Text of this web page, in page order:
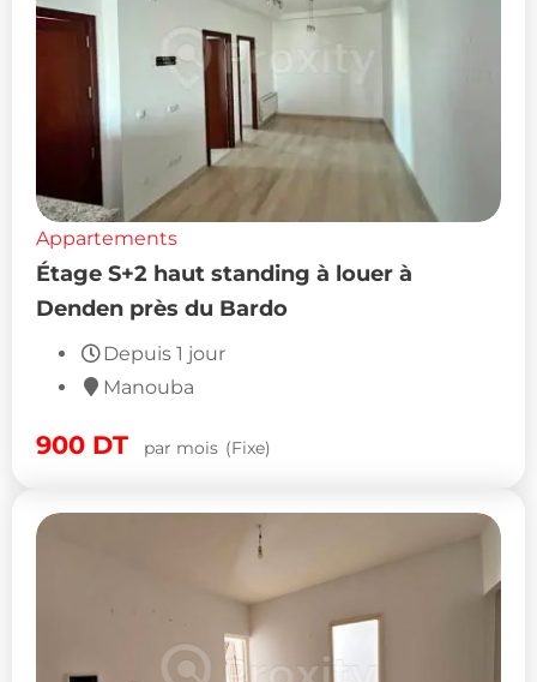
Appartements
Étage S+2 haut standing à louer à
Denden près du Bardo
Depuis 1 jour
Manouba
900 DT par mois (Fixe)